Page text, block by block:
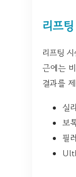
리프
리프팅
근에는
결과를
실
보
필러